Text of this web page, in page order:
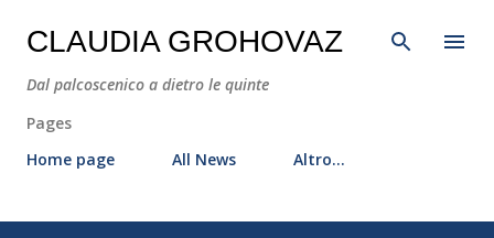
Passa ai contenuti principali
CLAUDIA GROHOVAZ
Dal palcoscenico a dietro le quinte
Pages
Home page
All News Altro…